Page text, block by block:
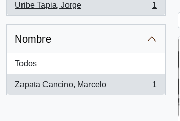
Uribe Tapia, Jorge
, 1 resultados
1
Nombre
Todos
Zapata Cancino, Marcelo
, 1 resultados
1